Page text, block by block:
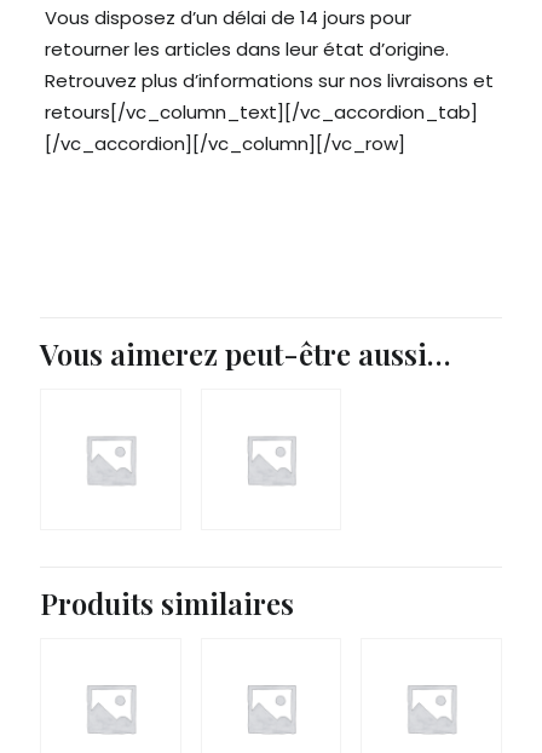
Vous disposez d’un délai de 14 jours pour
retourner les articles dans leur état d’origine.
Retrouvez plus d’informations sur nos livraisons et
retours[/vc_column_text][/vc_accordion_tab]
[/vc_accordion][/vc_column][/vc_row]
Vous aimerez peut-être aussi…
Produits similaires